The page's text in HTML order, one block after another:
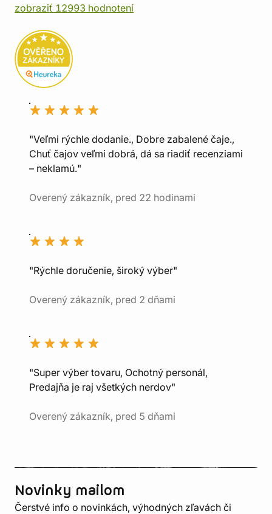
zobraziť 12993 hodnotení
"Veľmi rýchle dodanie., Dobre zabalené čaje.,
Chuť čajov veľmi dobrá, dá sa riadiť recenziami
– neklamú."
Overený zákazník, pred 22 hodinami
"Rýchle doručenie, široký výber"
Overený zákazník, pred 2 dňami
"Super výber tovaru, Ochotný personál,
Predajňa je raj všetkých nerdov"
Overený zákazník, pred 5 dňami
Novinky mailom
Čerstvé info o novinkách, výhodných zľavách či